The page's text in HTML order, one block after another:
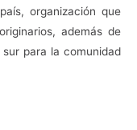
organización que
además de
para la comunidad